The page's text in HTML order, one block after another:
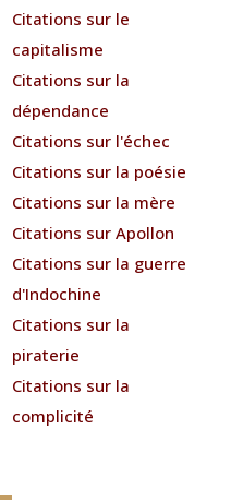
Citations sur le
capitalisme
Citations sur la
dépendance
Citations sur l'échec
Citations sur la poésie
Citations sur la mère
Citations sur Apollon
Citations sur la guerre
d'Indochine
Citations sur la
piraterie
Citations sur la
complicité